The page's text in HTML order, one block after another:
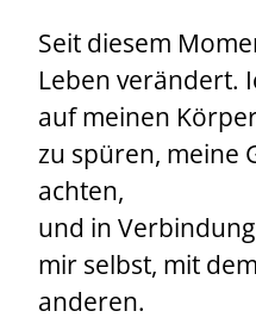
Seit diesem
Leben verändert.
auf meinen
zu spüren, meine
achten,
und in
mir selbst, mit
anderen.